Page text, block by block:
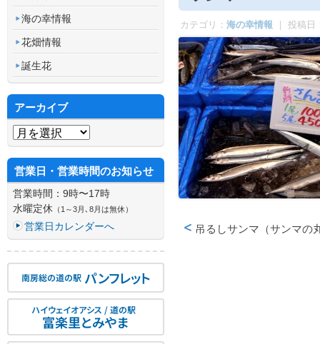
カテゴリ： 海の幸情報 ｜ 投稿日
吊るしサンマ（サンマの
海の幸情報
花畑情報
誕生花
アーカイブ
アーカイブ
営業日・営業時間のお知らせ
営業時間：9時〜17時
水曜定休 （1～3月､8月は無休）
営業日カレンダーへ
南房総の道の駅 パンフレット
ハイウェイオアシス / 道の駅
富楽里とみやま